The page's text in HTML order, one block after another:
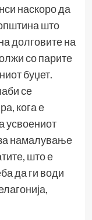
наскоро да
што
долговите на
со парите
буџет.
се
кога е
усвоениот
намалување
што е
да ги води